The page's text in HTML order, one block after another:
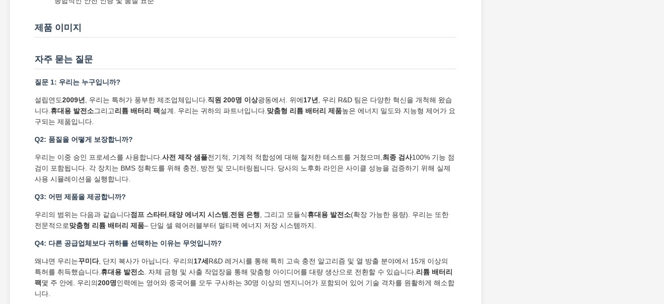
제품 이미지
자주 묻는 질문
질문 1: 우리는 누구입니까?
설립연도2009년 , 우리는 특허가 풍부한 제조업체입니다. 직원 200명 이상광동에서. 위에17년
, 우리 R&D 팀은 다양한 혁신을 개척해 왔습
니다. 휴대용 발전소그리고리튬 배터리 팩설계. 우리는 귀하의 파트너입니다. 맞춤형 리튬 배터리 제품높은 에너지 밀도와 지능형 제어가 요
구되는 제품입니다.
Q2: 품질을 어떻게 보장합니까?
우리는 이중 승인 프로세스를 사용합니다. 사전 제작 샘플전기적, 기계적 적합성에 대해 철저한 테스트를 거쳤으며, 최종 검사100% 기능 점
검이 포함됩니다. 각 장치는 BMS 정확도를 위해 충전, 방전 및 모니터링됩니다. 당사의 노후화 라인은 사이클 성능을 검증하기 위해 실제
사용 시뮬레이션을 실행합니다.
Q3: 어떤 제품을 제공합니까?
우리의 범위는 다음과 같습니다점프 스타터 태양 에너지 시스템 전원 은행 , 그리고 모듈식휴대용 발전소(확장 가능한 용량). 우리는 또한
전문적으로맞춤형 리튬 배터리 제품– 단일 셀 웨어러블부터 멀티팩 에너지 저장 시스템까지.
Q4: 다른 공급업체보다 귀하를 선택하는 이유는 무엇입니까?
왜냐면 우리는꾸미다, 단지 복사가 아닙니다. 우리의17세 R&D 레거시를 통해 특히 고속 충전 알고리즘 및 열 방출 분야에서 15개 이상의
특허를 취득했습니다. 휴대용 발전소 . 자체 금형 및 사출 작업장을 통해 맞춤형 아이디어를 대량 생산으로 전환할 수 있습니다. 리튬 배터리
팩몇 주 안에. 우리의200명인력에는 영어와 중국어를 모두 구사하는 30명 이상의 엔지니어가 포함되어 있어 기술 격차를 원활하게 해소합
니다.